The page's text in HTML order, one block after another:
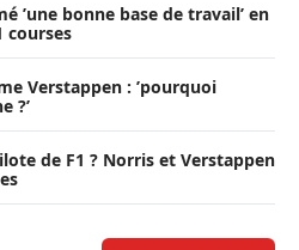
’une bonne base de travail’ en
courses
Verstappen : ’pourquoi
?’
de F1 ? Norris et Verstappen